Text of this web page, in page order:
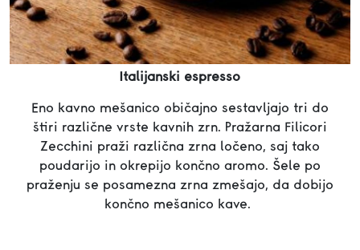
Italijanski espresso
Eno kavno mešanico običajno sestavljajo tri do
štiri različne vrste kavnih zrn. Pražarna Filicori
Zecchini praži različna zrna ločeno, saj tako
poudarijo in okrepijo končno aromo. Šele po
praženju se posamezna zrna zmešajo, da dobijo
končno mešanico kave.